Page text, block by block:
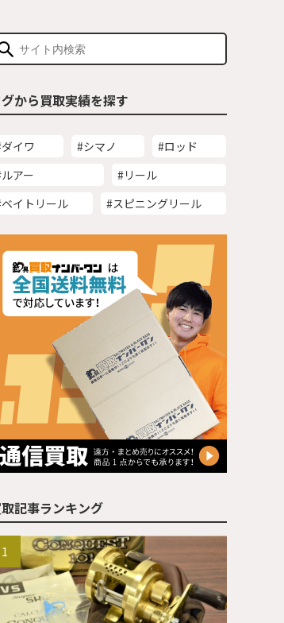
から買取実績を探す
イワ #シマノ
#ロッド
アー
#リール
イトリール
#スピニングリール
記事ランキング